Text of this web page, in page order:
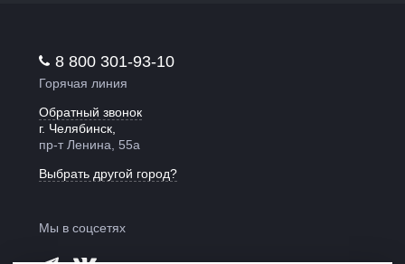
8 800 301-93-10
Горячая линия
Обратный звонок
г. Челябинск,
пр-т Ленина, 55а
Выбрать другой город?
Мы в соцсетях